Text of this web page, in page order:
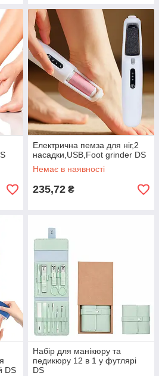
Електрична пемза для ніг,2
насадки,USB,Foot grinder DS
Немає в наявності
235,72 ₴
DS
Набір для манікюру та
педикюру 12 в 1 у футлярі
DS